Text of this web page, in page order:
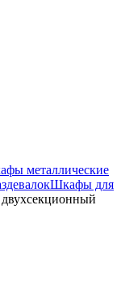
металлические
Шкафы для